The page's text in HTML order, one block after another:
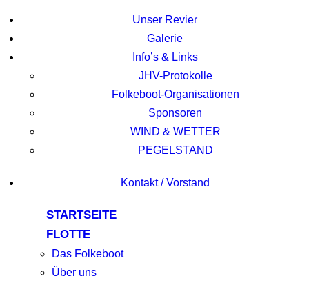
Unser Revier
Galerie
Info’s & Links
JHV-Protokolle
Folkeboot-Organisationen
Sponsoren
WIND & WETTER
PEGELSTAND
Kontakt / Vorstand
STARTSEITE
FLOTTE
Das Folkeboot
Über uns